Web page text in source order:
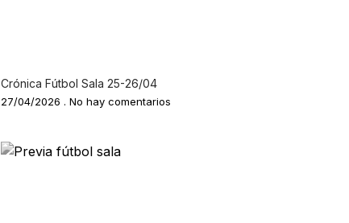
Crónica Fútbol Sala 25-26/04
27/04/2026 No hay comentarios